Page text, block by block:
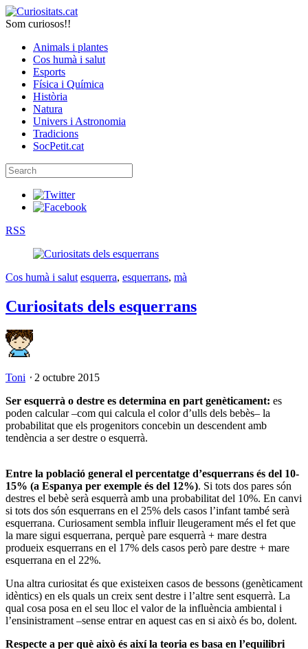
Som curiosos!!
Animals i plantes
Cos humà i salut
Esports
Física i Química
Història
Natura
Univers i Astronomia
Tradicions
SocPetit.cat
RSS
Cos humà i salut esquerra, esquerrans, mà
Curiositats dels esquerrans
Toni ⋅ 2 octubre 2015
Ser esquerrà o destre es determina en part genèticament: es
poden calcular –com qui calcula el color d’ulls dels bebès– la
probabilitat que els progenitors concebin un descendent amb
tendència a ser destre o esquerrà.
Entre la població general el percentatge d’esquerrans és del 10-
15% (a Espanya per exemple és del 12%). Si tots dos pares són
destres el bebè serà esquerrà amb una probabilitat del 10%. En canvi
si tots dos són esquerrans en el 25% dels casos l’infant també serà
esquerrana. Curiosament sembla influir lleugerament més el fet que
la mare sigui esquerrana, perquè pare esquerrà + mare destra
produeix esquerrans en el 17% dels casos però pare destre + mare
esquerrana en el 22%.
Una altra curiositat és que existeixen casos de bessons (genèticament
idèntics) en els quals un creix sent destre i l’altre sent esquerrà. La
qual cosa posa en el seu lloc el valor de la influència ambiental i
l’ensinistrament –sense entrar en aquest cas en si això és bo, dolent.
Respecte a per què això és així la teoria es basa en l’equilibri